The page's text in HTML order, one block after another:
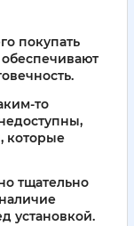
покупать
то
которые
тщательно
установкой.